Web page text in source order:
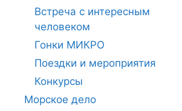
Встреча с интересным
человеком
Гонки МИКРО
Поездки и мероприятия
Конкурсы
Морское дело